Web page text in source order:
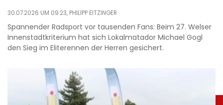
30.07.2026 UM 09:23, PHILIPP EITZINGER
Spannender Radsport vor tausenden Fans: Beim 27. Welser
Innenstadtkriterium hat sich Lokalmatador Michael Gogl
den Sieg im Eliterennen der Herren gesichert.